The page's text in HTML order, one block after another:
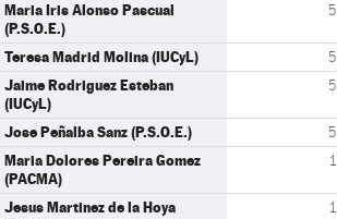
Maria Iris Alonso Pascual
(P.S.O.E.)
5
Teresa Madrid Molina (IUCyL) 5
Jaime Rodriguez Esteban
(IUCyL)
5
Jose Peñalba Sanz (P.S.O.E.) 5
Maria Dolores Pereira Gomez
(PACMA)
1
Jesus Martinez de la Hoya
1